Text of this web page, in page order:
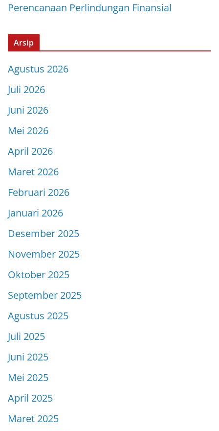
Perencanaan Perlindungan Finansial
Arsip
Agustus 2026
Juli 2026
Juni 2026
Mei 2026
April 2026
Maret 2026
Februari 2026
Januari 2026
Desember 2025
November 2025
Oktober 2025
September 2025
Agustus 2025
Juli 2025
Juni 2025
Mei 2025
April 2025
Maret 2025